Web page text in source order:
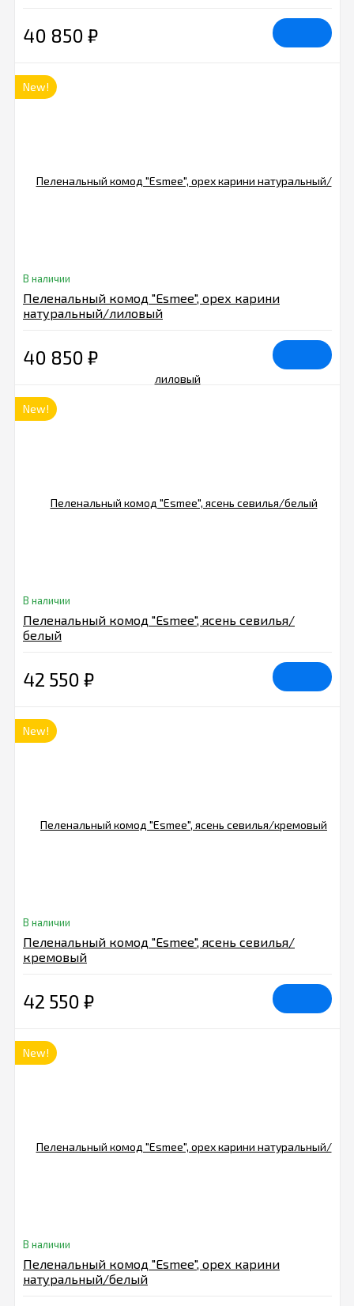
40 850 ₽
New!
В наличии
Пеленальный комод "Esmee", орех карини
натуральный/лиловый
40 850 ₽
New!
В наличии
Пеленальный комод "Esmee", ясень севилья/
белый
42 550 ₽
New!
В наличии
Пеленальный комод "Esmee", ясень севилья/
кремовый
42 550 ₽
New!
В наличии
Пеленальный комод "Esmee", орех карини
натуральный/белый